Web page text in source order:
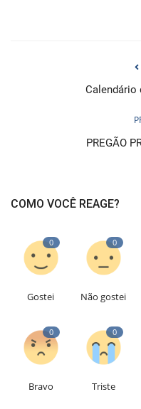
Calendário
PREGÃO
COMO VOCÊ REAGE?
0
Gostei
0
Não gostei
0
Bravo
0
Triste